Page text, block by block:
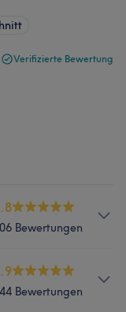
Verifizierte Bewertung
Bewertungen
Bewertungen